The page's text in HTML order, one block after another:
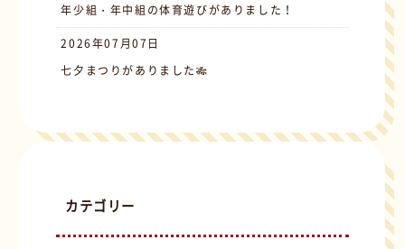
年少組・年中組の体育遊びがありました！
2026年07月07日
七夕まつりがありました🎋
カテゴリー